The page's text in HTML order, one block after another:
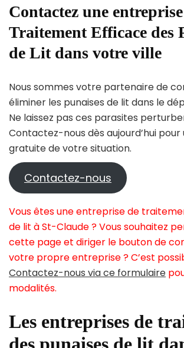
Contactez une
Traitement Efficace des
de Lit dans votre ville
Nous sommes votre partenaire de
éliminer les punaises de lit dans le
Ne laissez pas ces parasites
Contactez-nous dès aujourd’hui
gratuite de votre situation.
Contactez-nous
Vous êtes une entreprise de
de lit à St-Claude ? Vous souhaitez
cette page et diriger le bouton de
votre propre entreprise ? C’est
Contactez-nous via ce formulaire
modalités.
Les entreprises de